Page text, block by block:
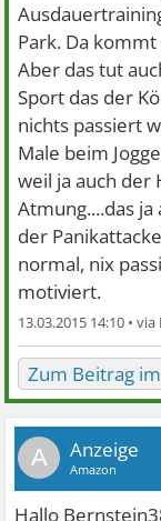
Park. Da
Aber das tut
Sport das der
nichts passiert
Male beim
weil ja auch der
Atmung....das
der
normal, nix
motiviert.
13.03.2015 14:10 •
Zum Beitrag
A